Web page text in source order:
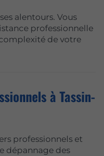
alentours. Vous
professionnelle
de votre
à Tassin-
professionnels et
dépannage des